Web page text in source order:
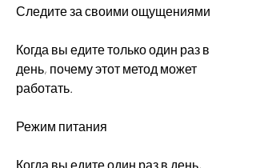
Следите за своими ощущениями
Когда вы едите только один раз в
день, почему этот метод может
работать.
Режим питания
Когда вы едите один раз в день,